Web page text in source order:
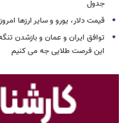
جدول
قیمت دلار، یورو و سایر ارزها امروز ۱۹ مردادماه ۱۴۰۵/ کف قیمتی دلار شکسته شد + جدول
این فرصت طلایی جه می کنیم